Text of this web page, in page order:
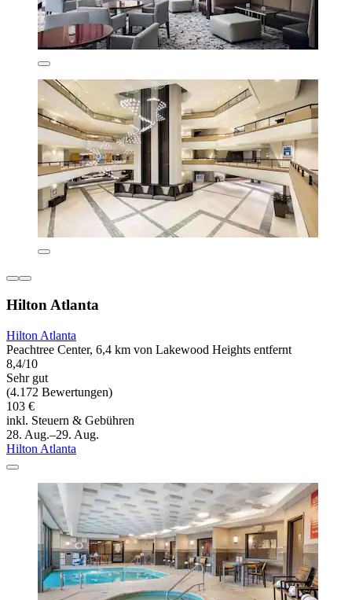
Hilton Atlanta
Hilton Atlanta
Peachtree Center, 6,4 km von Lakewood Heights entfernt
8,4/10
Sehr gut
(4.172 Bewertungen)
103 €
inkl. Steuern & Gebühren
28. Aug.–29. Aug.
Hilton Atlanta